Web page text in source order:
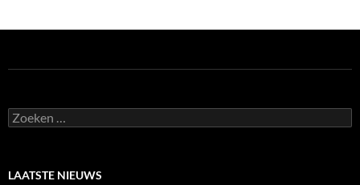
Zoeken
naar:
LAATSTE NIEUWS